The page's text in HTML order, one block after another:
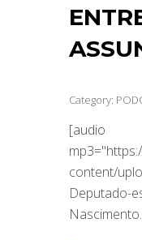
Category:
[audio
content/
Deputado-